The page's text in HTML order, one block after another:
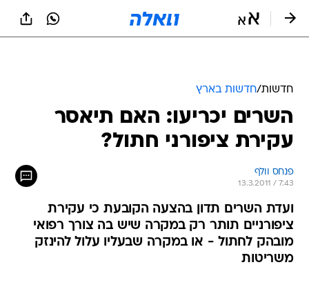
חדשות/חדשות בארץ
השרים יכריעו: האם תיאסר
עקירת ציפורני חתול?
פנחס וולף
13.3.2011 / 7:43
ועדת השרים תדון בהצעה הקובעת כי עקירת
ציפורניים תותר רק במקרה שיש בה צורך רפואי
מובהק לחתול - או במקרה שבעליו עלול להינזק
משריטות